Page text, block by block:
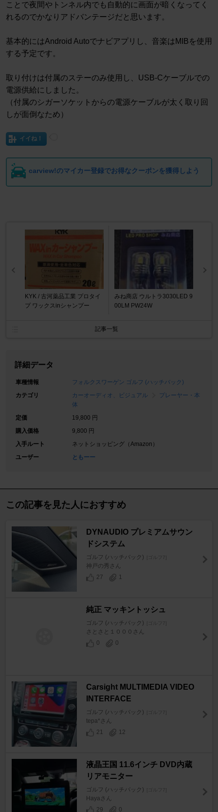
ことで夜間やトンネル内でも自動的に画面が暗くなってく
れるのでかなりアドバンテージだと思います。
基本的にはAndroid Autoでナビアプリし、音楽はMIBを使用
する予定です。
取り付けは付属のステーのみ使用し、USB-Cケーブルでの
電源供給にしました。
（付属のシガーソケットからの電源ケーブルが太く取り回
しが面倒なため）
イイね！
carview!のマイカー登録でお得なクーポンを獲得しよう
KYK / 古河薬品工業 プロタイ
プ ワックスinシャンプー
みね商店 ウルトラ3030LED 9
00LM PW24W
記事一覧
詳細データ
車種情報
フォルクスワーゲン ゴルフ (ハッチバック)
カテゴリ
カーオーディオ、ビジュアル
プレーヤー・本
体
定価
19,800 円
購入価格
9,800 円
入手ルート
ネットショッピング（Amazon）
ユーザー
ともーー
この記事を見た人におすすめ
DYNAUDIO プレミアムサウン
ドシステム
ゴルフ (ハッチバック) [ゴルフ7]
神戸の秀さん
27
1
純正 マッキントッシュ
ゴルフ (ハッチバック) [ゴルフ7]
さとさと１０００さん
0
0
Carsight MULTIMEDIA VIDEO
INTERFACE
ゴルフ (ハッチバック) [ゴルフ7]
tepa*さん
21
12
液晶王国 11.6インチ DVD内蔵
リアモニター
ゴルフ (ハッチバック) [ゴルフ7]
Hayaさん
29
0